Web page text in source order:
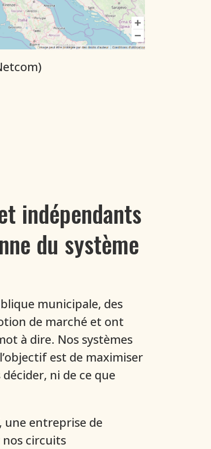
indépendants
du système
municipale, des
de marché et ont
à dire. Nos systèmes
est de maximiser
ni de ce que
une entreprise de
circuits